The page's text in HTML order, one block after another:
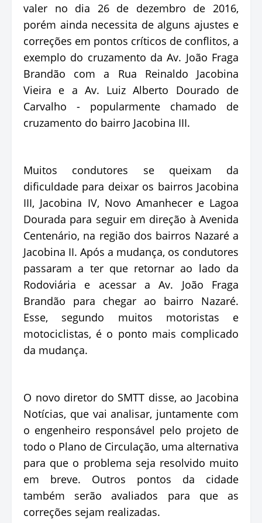
valer no dia 26 de dezembro de 2016,
porém ainda necessita de alguns ajustes e
correções em pontos críticos de conflitos, a
exemplo do cruzamento da Av. João Fraga
Brandão com a Rua Reinaldo Jacobina
Vieira e a Av. Luiz Alberto Dourado de
Carvalho - popularmente chamado de
cruzamento do bairro Jacobina III.
Muitos condutores se queixam da
dificuldade para deixar os bairros Jacobina
III, Jacobina IV, Novo Amanhecer e Lagoa
Dourada para seguir em direção à Avenida
Centenário, na região dos bairros Nazaré a
Jacobina II. Após a mudança, os condutores
passaram a ter que retornar ao lado da
Rodoviária e acessar a Av. João Fraga
Brandão para chegar ao bairro Nazaré.
Esse, segundo muitos motoristas e
motociclistas, é o ponto mais complicado
da mudança.
O novo diretor do SMTT disse, ao Jacobina
Notícias, que vai analisar, juntamente com
o engenheiro responsável pelo projeto de
todo o Plano de Circulação, uma alternativa
para que o problema seja resolvido muito
em breve. Outros pontos da cidade
também serão avaliados para que as
correções sejam realizadas.